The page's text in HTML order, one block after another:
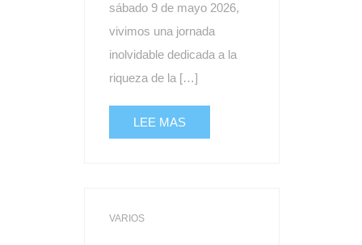
sábado 9 de mayo 2026,
vivimos una jornada
inolvidable dedicada a la
riqueza de la […]
LEE MAS
VARIOS